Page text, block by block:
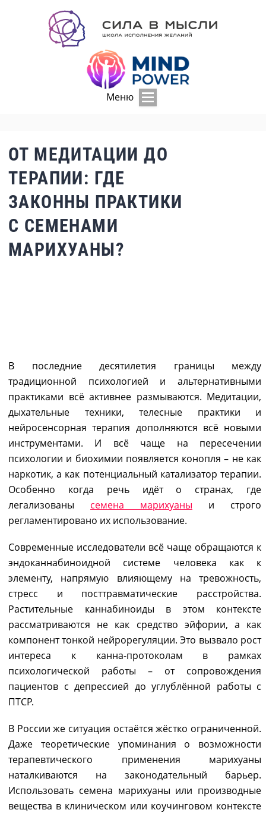
Меню
ОТ МЕДИТАЦИИ ДО
ТЕРАПИИ: ГДЕ
ЗАКОННЫ ПРАКТИКИ
С СЕМЕНАМИ
МАРИХУАНЫ?
В последние десятилетия границы между
традиционной психологией и альтернативными
практиками всё активнее размываются. Медитации,
дыхательные техники, телесные практики и
нейросенсорная терапия дополняются всё новыми
инструментами. И всё чаще на пересечении
психологии и биохимии появляется конопля – не как
наркотик, а как потенциальный катализатор терапии.
Особенно когда речь идёт о странах, где
легализованы семена марихуаны и строго
регламентировано их использование.
Современные исследователи всё чаще обращаются к
эндоканнабиноидной системе человека как к
элементу, напрямую влияющему на тревожность,
стресс и посттравматические расстройства.
Растительные каннабиноиды в этом контексте
рассматриваются не как средство эйфории, а как
компонент тонкой нейрорегуляции. Это вызвало рост
интереса к канна-протоколам в рамках
психологической работы – от сопровождения
пациентов с депрессией до углублённой работы с
ПТСР.
В России же ситуация остаётся жёстко ограниченной.
Даже теоретические упоминания о возможности
терапевтического применения марихуаны
наталкиваются на законодательный барьер.
Использовать семена марихуаны или производные
вещества в клиническом или коучинговом контексте